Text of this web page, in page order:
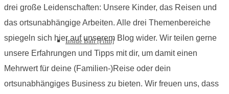
Inside Bali [Film]
drei große Leidenschaften: Unsere Kinder, das Reisen und
das ortsunabhängige Arbeiten. Alle drei Themenbereiche
spiegeln sich hier auf unserem Blog wider. Wir teilen gerne
unsere Erfahrungen und Tipps mit dir, um damit einen
Mehrwert für deine (Familien-)Reise oder dein
ortsunabhängiges Business zu bieten. Wir freuen uns, dass